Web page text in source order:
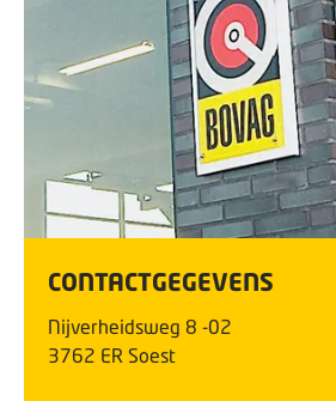
CONTACTGEGEVENS
Nijverheidsweg 8 -02
3762 ER Soest